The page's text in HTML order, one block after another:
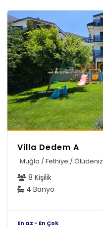
Villa Dedem A
Muğla / Fethiye / Ölüdeniz
8 Kişilik
4 Banyo
En az - En Çok